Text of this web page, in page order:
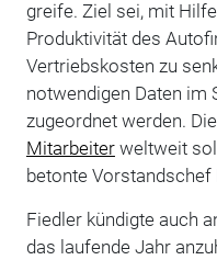
greife. Ziel sei, mit
Produktivität des
Vertriebskosten zu
notwendigen Daten
zugeordnet werden.
Mitarbeiterweltweit
betonte Vorstandschef
Fiedler kündigte auch
das laufende Jahr